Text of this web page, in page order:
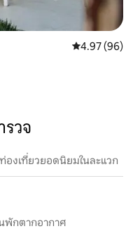
คะแนนเฉลี่ย
4.97 (96)
วจ
องเที่ยวยอดนิยมในละแวก
พักตากอากาศ